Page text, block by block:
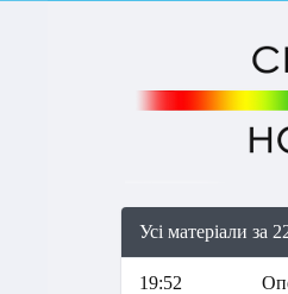
Усі матеріали за
19:52